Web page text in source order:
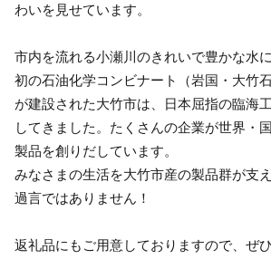
わいを見せています。
市内を流れる小瀬川のきれいで豊かな水
初の石油化学コンビナート（岩国・大竹
が建設された大竹市は、日本屈指の臨海
してきました。たくさんの企業が世界・
製品を創りだしています。
みなさまの生活を大竹市産の製品群が支
過言ではありません！
返礼品にもご用意しておりますので、ぜ